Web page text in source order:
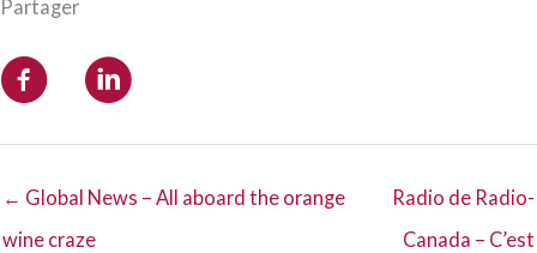
Partager
← Global News – All aboard the orange
wine craze
Radio de Radio-
Canada – C’est